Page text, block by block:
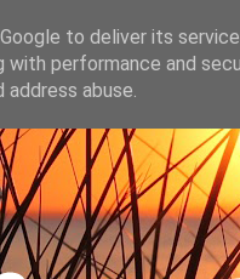
to deliver its
with performance and
abuse.